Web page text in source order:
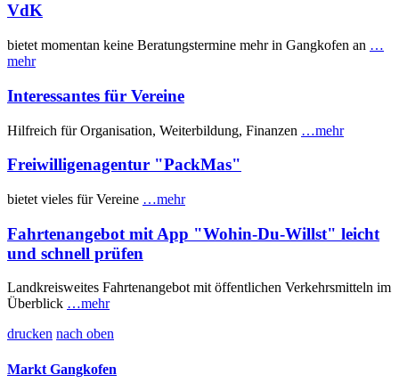
VdK
bietet momentan keine Beratungstermine mehr in Gangkofen an …
mehr
Interessantes für Vereine
Hilfreich für Organisation, Weiterbildung, Finanzen …mehr
Freiwilligenagentur "PackMas"
bietet vieles für Vereine …mehr
Fahrtenangebot mit App "Wohin-Du-Willst" leicht
und schnell prüfen
Landkreisweites Fahrtenangebot mit öffentlichen Verkehrsmitteln im
Überblick …mehr
drucken nach oben
Markt Gangkofen